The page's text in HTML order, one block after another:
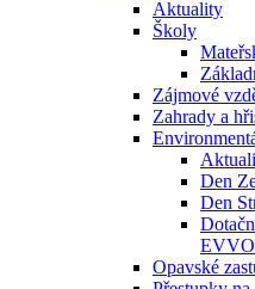
Aktuality
Školy
Zájmové
Zahrady a
Den
Den
EVVO
Opavské